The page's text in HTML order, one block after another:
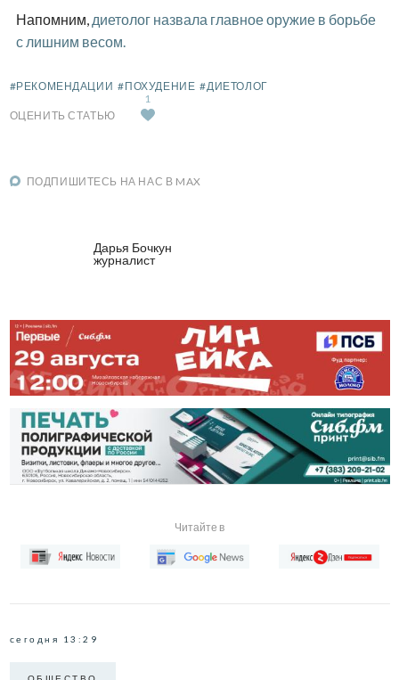
Напомним,диетолог назвала главное оружие в борьбе
с лишним весом.
#РЕКОМЕНДАЦИИ #ПОХУДЕНИЕ #ДИЕТОЛОГ
ОЦЕНИТЬ СТАТЬЮ
1
ПОДПИШИТЕСЬ НА НАС В MAX
Дарья Бочкун
журналист
Читайте в
сегодня 13:29
ОБЩЕСТВО